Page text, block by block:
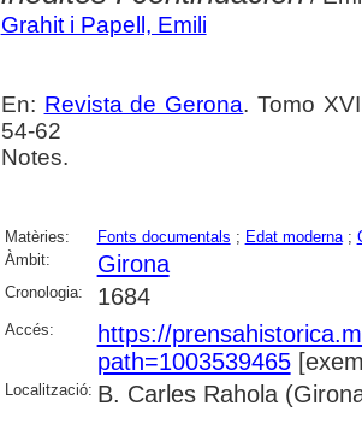
Grahit i Papell, Emili
En: Revista de Gerona. Tomo
54-62
Notes.
Matèries: Fonts documentals ; Edat moderna;
Àmbit:
Girona
Cronologia: 1684
Accés:
https://
path=1003539465
Localització: B. Carles Rahola